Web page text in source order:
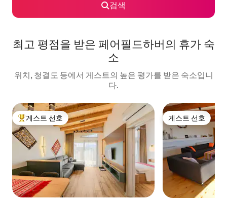
검색
최고 평점을 받은 페어필드하버의 휴가 숙
소
위치, 청결도 등에서 게스트의 높은 평가를 받은 숙소입니
다.
상위 게스트 선호
게스트 선호 게스트 선호
게스트 선호